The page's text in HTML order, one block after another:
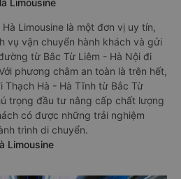
Limousine
Limousine là một đơn vị uy tín,
vụ vận chuyển hành khách và gửi
từ Bắc Từ Liêm - Hà Nội đi
phương châm an toàn là trên hết,
Thạch Hà - Hà Tĩnh từ Bắc Từ
trọng đầu tư nâng cấp chất lượng
có được những trải nghiệm
trình di chuyển.
Limousine